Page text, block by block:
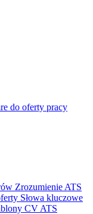
do oferty pracy
Zrozumienie ATS
Słowa kluczowe
CV ATS